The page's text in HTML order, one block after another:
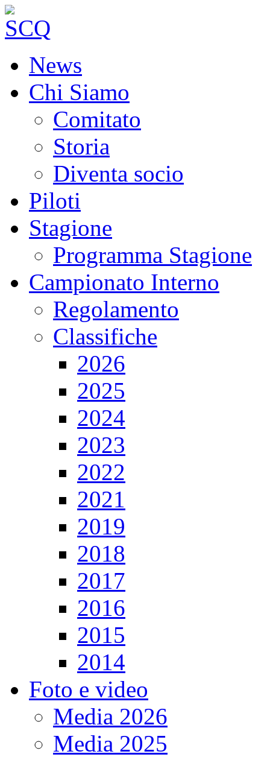
News
Chi Siamo
Comitato
Storia
Diventa socio
Piloti
Stagione
Programma Stagione
Campionato Interno
Regolamento
Classifiche
2026
2025
2024
2023
2022
2021
2019
2018
2017
2016
2015
2014
Foto e video
Media 2026
Media 2025